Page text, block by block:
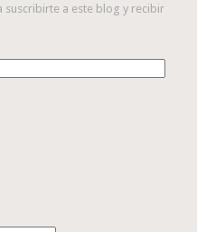
a este blog y recibir